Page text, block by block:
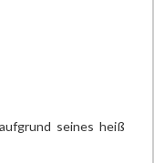
seines heiß